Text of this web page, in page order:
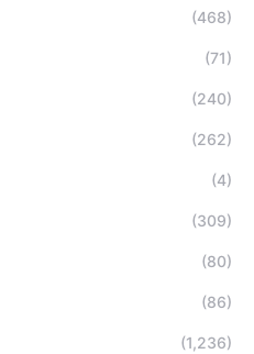
(468)
(71)
(240)
(262)
(4)
(309)
(80)
(86)
(1,236)